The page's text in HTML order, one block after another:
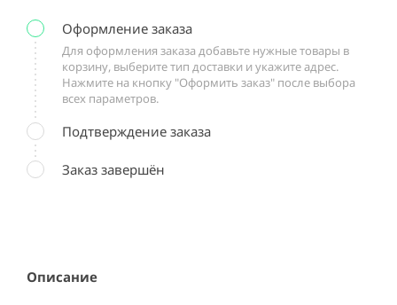
Описание
Оформление заказа
Для оформления заказа добавьте нужные товары в
корзину, выберите тип доставки и укажите адрес.
Нажмите на кнопку "Оформить заказ" после выбора
всех параметров.
Подтверждение заказа
Заказ завершён